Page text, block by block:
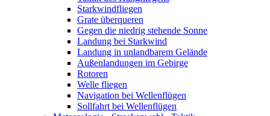
Starkwindfliegen
Grate überqueren
Gegen die niedrig stehende Sonne
Landung bei Starkwind
Landung in unlandbarem Gelände
Außenlandungen im Gebirge
Rotoren
Welle fliegen
Navigation bei Wellenflügen
Sollfahrt bei Wellenflügen